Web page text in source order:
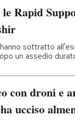
Rapid
sottratto
un assedio
con droni e
ucciso